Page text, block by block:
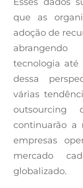
que as
adoção de
tecnologia até
dessa
várias
continuarão a
empresas
mercado
globalizado.